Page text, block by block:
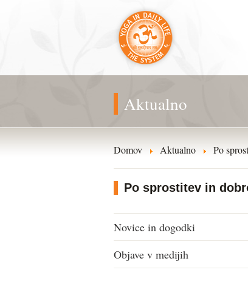
Aktualno
Domov Aktualno Po
Po sprostitev in
Novice in dogodki
Objave v medijih